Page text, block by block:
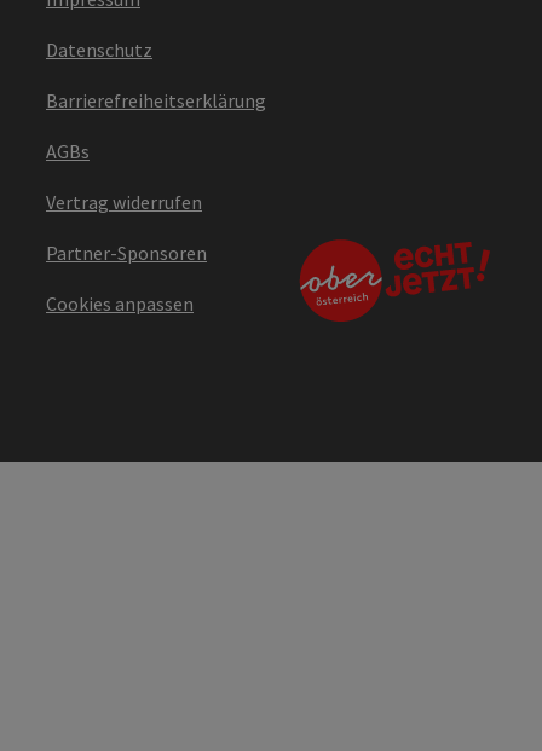
Datenschutz
Barrierefreiheitserklärung
AGBs
Vertrag widerrufen
Partner-Sponsoren
Cookies anpassen